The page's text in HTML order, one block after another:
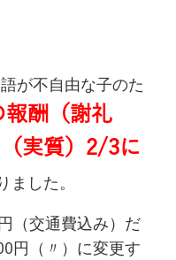
が不自由な子のた
報酬（謝礼
実質） 2/3に
ました。
円（交通費込み）だ
円（〃）に変更す